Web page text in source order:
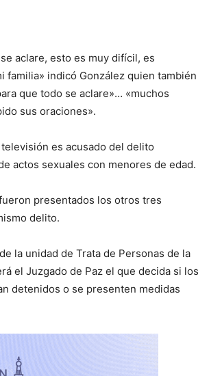
aclare, esto es muy difícil, es
familia» indicó González quien también
que todo se aclare»… «muchos
sus oraciones».
es acusado del delito
actos sexuales con menores de edad.
presentados los otros tres
delito.
la unidad de Trata de Personas de la
el Juzgado de Paz el que decida si los
detenidos o se presenten medidas